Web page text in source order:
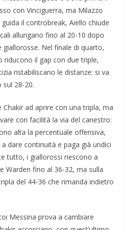
con Vinciguerra, ma Milazzo
il controbreak, Aiello chiude
allungano fino al 20-10 dopo
giallorosse. Nel finale di quarto,
riducono il gap con due triple,
ristabiliscano le distanze: si va
28-20.
ad aprire con una tripla, ma
con facilità la via del canestro:
alta la percentuale offensiva,
dare continuità e paga già undici
tutto, i giallorossi riescono a
Warden fino al 36-32, ma sulla
del 44-36 che rimanda indietro
Messina prova a cambiare